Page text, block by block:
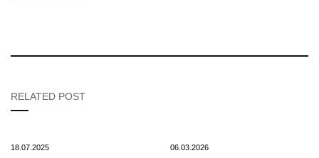
RELATED POST
18.07.2025 06.03.2026